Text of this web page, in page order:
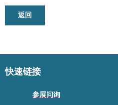
返回
快速链接
参展问询